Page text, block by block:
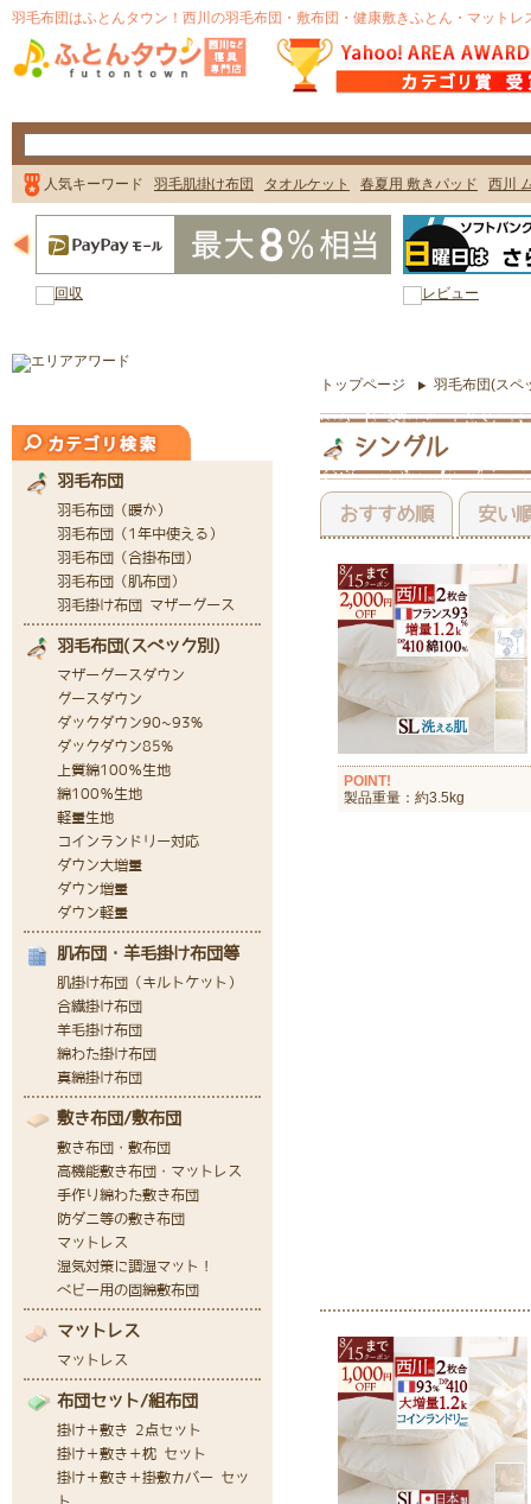
トップページ 羽毛布団(スペ
シングル
おすすめ順 安い
POINT!
製品重量：約3.5kg